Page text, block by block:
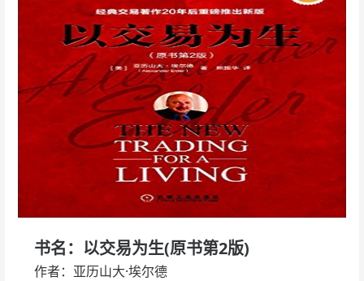
书名：以交易为生(原书第2版)
作者：亚历山大·埃尔德